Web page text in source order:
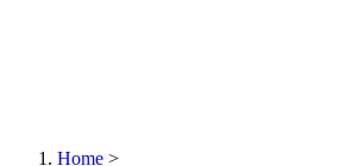
Home >